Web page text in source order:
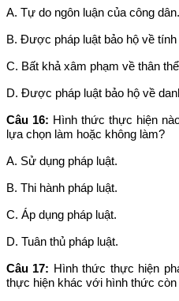
A. Tự do ngôn luận của công dân.
B. Được pháp luật bảo hộ về
C. Bất khả xâm phạm về thân
D. Được pháp luật bảo hộ về
Câu 16: Hình thức thực hiện
lựa chọn làm hoặc không làm?
A. Sử dụng pháp luật.
B. Thi hành pháp luật.
C. Áp dụng pháp luật.
D. Tuân thủ pháp luật.
Câu 17: Hình thức thực hiện
thực hiện khác với hình thức còn